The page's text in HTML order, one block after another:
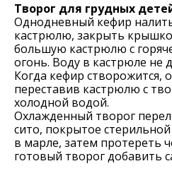
Творог для грудных
Однодневный кефир
кастрюлю, закрыть
большую кастрюлю с
огонь. Воду в кастрюле не
Когда кефир створожится,
переставив кастрюлю с
холодной водой.
Охлажденный творог
сито, покрытое
в марле, затем протереть
готовый творог добавить